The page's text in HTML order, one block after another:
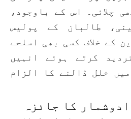
چلائی۔ اس کے باوجود،
طالبان کے پولیس
کے خلاف کسی بھی اسلحے
کرتے ہوئے انہیں
خلل ڈالنے کا الزام
کا جائزہ